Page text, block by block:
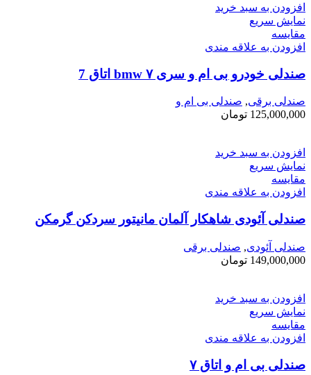
افزودن به سبد خرید
نمایش سریع
مقايسه
افزودن به علاقه مندی
صندلی خودرو بی ام و سری ۷ bmw اتاق ‌7
صندلی برقی, صندلی بی ام و
125,000,000 تومان
افزودن به سبد خرید
نمایش سریع
مقايسه
افزودن به علاقه مندی
صندلی آئودی شاهکار آلمان مانیتور سردکن گرمکن
صندلی آئودی, صندلی برقی
149,000,000 تومان
افزودن به سبد خرید
نمایش سریع
مقايسه
افزودن به علاقه مندی
صندلی بی ام و اتاق ۷